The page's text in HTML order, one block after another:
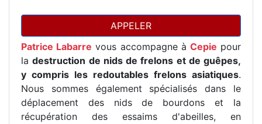
APPELER
Patrice Labarre vous accompagne à Cepie pour
ladestruction de nids de frelons et de guêpes,
y compris les redoutables frelons asiatiques.
Nous sommes également spécialisés dans le
déplacement des nids de bourdons et la
récupération des essaims d'abeilles, en